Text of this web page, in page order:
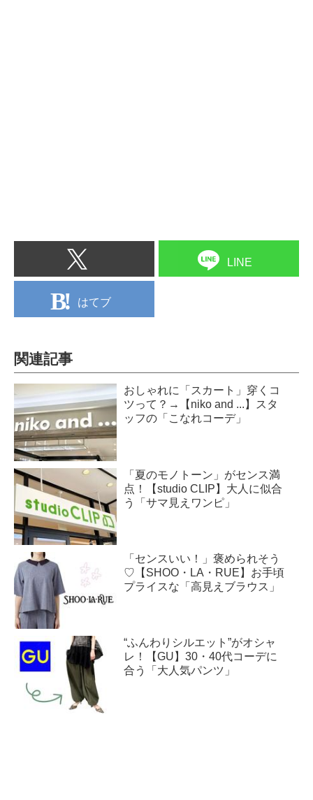
LINE
はてブ
関連記事
おしゃれに「スカート」穿くコ
ツって？→【niko and ...】スタ
ッフの「こなれコーデ」
「夏のモノトーン」がセンス満
点！【studio CLIP】大人に似合
う「サマ見えワンピ」
「センスいい！」褒められそう
♡【SHOO・LA・RUE】お手頃
プライスな「高見えブラウス」
“ふんわりシルエット”がオシャ
レ！【GU】30・40代コーデに
合う「大人気パンツ」